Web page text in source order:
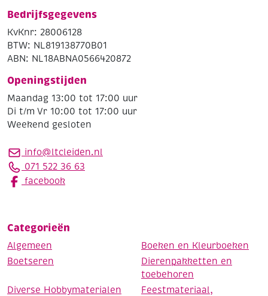
Bedrijfsgegevens
KvKnr: 28006128
BTW: NL819138770B01
ABN: NL18ABNA0566420872
Openingstijden
Maandag 13:00 tot 17:00 uur
Di t/m Vr 10:00 tot 17:00 uur
Weekend gesloten
info@ltcleiden.nl
071 522 36 63
facebook
Categorieën
Algemeen
Boeken en Kleurboeken
Boetseren
Dierenpakketten en
toebehoren
Diverse Hobbymaterialen
Feestmateriaal,